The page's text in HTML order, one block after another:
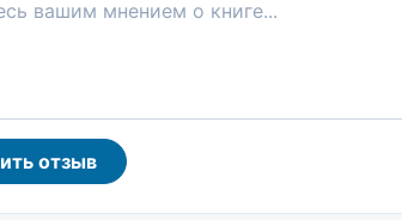
Отправить отзыв